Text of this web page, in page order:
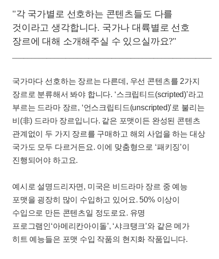
"각 국가별로 선호하는 콘텐츠들도 다를
것이라고 생각합니다. 국가나 대륙별로 선호
장르에 대해 소개해주실 수 있으실까요?"
국가마다 선호하는 장르는 다른데 , 우선 콘텐츠를 2가지
장르로 분류해서 봐야 합니다. ‘스크립티드(scripted)’라고
부르는 드라마 장르, ‘언스크립티드(unscripted)’ 로 불리는
비 (非) 드라마 장르입니다. 같은 포맷이든 완성된 콘텐츠
관계없이 두 가지 장르를 구매하고 해외 사업을 하는 대상
국가도 모두 다르거든요. 이에 맞춤형으로 ‘패키징’이
진행되어야 하고요.
예시로 설명드리자면 , 미국은 비드라마 장르 중 예능
포맷을 굉장히 많이 수입하고 있어요. 50% 이상이
수입으로 만든 콘텐츠일 정도로요. 유명
프로그램인‘아메리칸아이돌’, ‘샤크탱크’와 같은 메가
히트 예능들은 포맷 수입 작품의 현지화 작품입니다.